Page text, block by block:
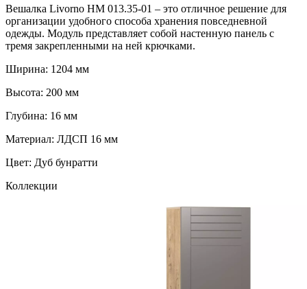
Вешалка Livorno НМ 013.35-01 – это отличное решение для
организации удобного способа хранения повседневной
одежды. Модуль представляет собой настенную панель с
тремя закрепленными на ней крючками.
Ширина: 1204 мм
Высота: 200 мм
Глубина: 16 мм
Материал: ЛДСП 16 мм
Цвет: Дуб бунратти
Коллекции